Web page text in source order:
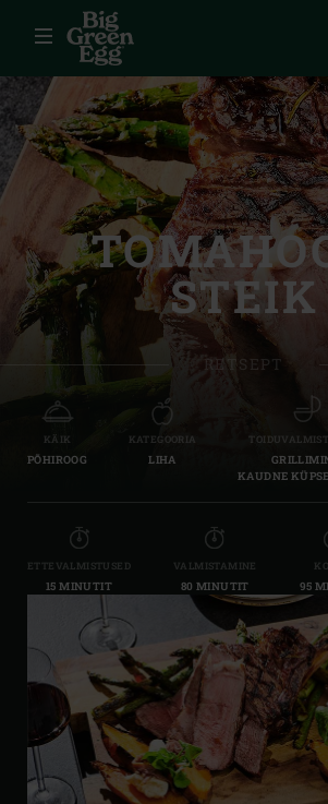
Menüü
STEIK
RETSEPT
KÄIK
PÕHIROOG
KATEGOORIA
LIHA
KAUDNE
ETTEVALMISTUSED
15 MINUTIT
VALMISTAMINE
80 MINUTIT 95